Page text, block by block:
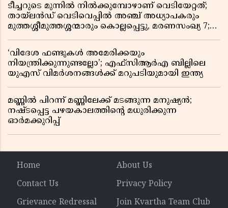
ടീച്ചറുടെ മുന്നിൽ നിൽക്കുമ്പോഴാണ് വെടിയേറ്റത്;
തായ്‌ലൻഡ് വെടിവെപ്പിൽ അഞ്ച് അധ്യാപകരും
മുത്തശ്ശീമുത്തശ്ശന്മാരും കൊല്ലപ്പെട്ടു, മരണസംഖ്യ 7;
‘വിദേശ ഫണ്ടുകൾ അമേരിക്കയും
നിയന്ത്രിക്കുന്നുണ്ടല്ലോ’; എഫ്സിആർഎ ബില്ലിലെ
യുഎസ് വിമർശനങ്ങൾക്ക് മറുപടിയുമായി ഇന്ത്യ
മണ്ണിൽ പിറന്ന് മണ്ണിലേക്ക് മടങ്ങുന്ന മനുഷ്യൻ;
നഷ്ടപ്പെട്ട പഴയകാലത്തിൻ്റെ മധുരിക്കുന്ന
ഓർമക്കുറിപ്പ്
Home
About Us
Contact Us
Privacy Policy
Grievance Redressal
Join Kvartha Team Club